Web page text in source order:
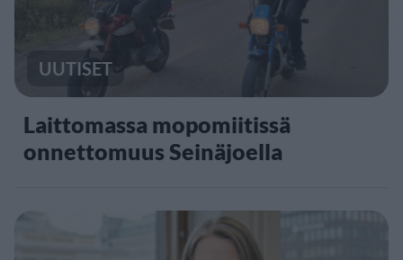
UUTISET
Laittomassa mopomiitissä
onnettomuus Seinäjoella